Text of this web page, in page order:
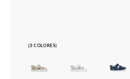
(3 COLORES)